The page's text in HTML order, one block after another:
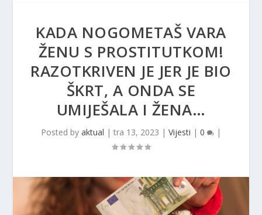
KADA NOGOMETAŠ VARA
ŽENU S PROSTITUTKOM!
RAZOTKRIVEN JE JER JE BIO
ŠKRT, A ONDA SE
UMIJEŠALA I ŽENA…
Posted by aktual | tra 13, 2023 | Vijesti | 0 |